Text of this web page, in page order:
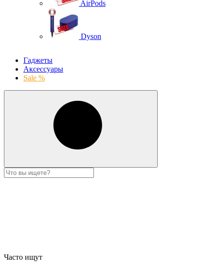
AirPods
Dyson
Гаджеты
Аксессуары
Sale %
Часто ищут